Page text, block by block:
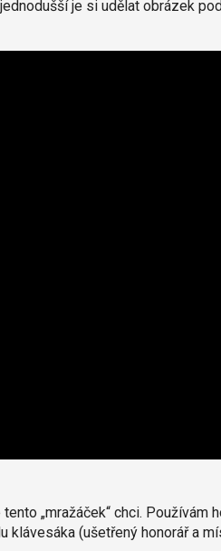
je si udělat obrázek
„mražáček“ chci. Používám
klávesáka (ušetřený honorář a